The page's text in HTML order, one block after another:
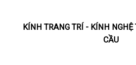
KÍNH TRANG TRÍ - KÍNH NGHỆ
CẦU